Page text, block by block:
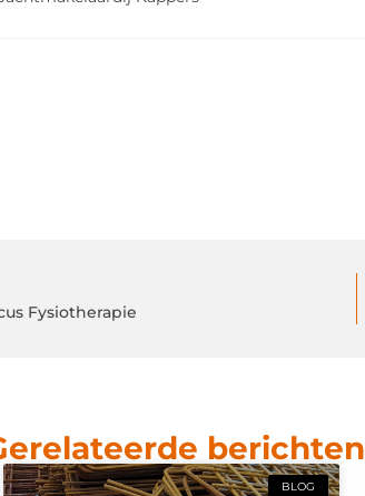
Fysiotherapie
berichten
BLOG